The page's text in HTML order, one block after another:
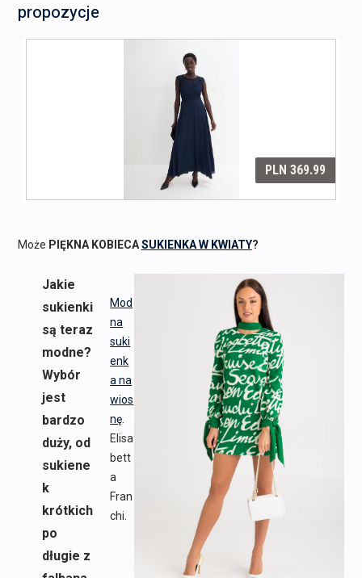
propozycje
Może PIĘKNA KOBIECASUKIENKA W KWIATY?
Mod
na
suki
enk
a na
wios
nę
Elisa
bett
a
Fran
chi.
Jakie
sukienki
są teraz
modne?
Wybór
jest
bardzo
duży, od
sukiene
k
krótkich
po
długie z